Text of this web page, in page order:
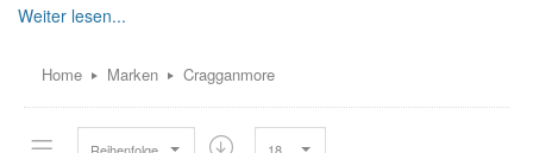
1869 von John Smith gegründet. Smith war zum damaligen
liegt in Craggan More Hill im Nordosten Schottlands. An der
Brennerei führt auch der Malt Whisky Trail vorbei. Ein Wanderweg
der acht Detillerien im Speyside verbindet. Das Wasser stammt
aus dem lokalen Fluss Craggan Burn. Der Malt aus Elgin hat nur
Home Marken Cragganmore